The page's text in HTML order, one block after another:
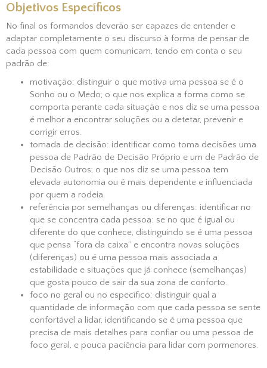
Objetivos Específicos
No final os formandos deverão ser capazes de entender e
adaptar completamente o seu discurso à forma de pensar de
cada pessoa com quem comunicam, tendo em conta o seu
padrão de:
motivação: distinguir o que motiva uma pessoa se é o
Sonho ou o Medo; o que nos explica a forma como se
comporta perante cada situação e nos diz se uma pessoa
é melhor a encontrar soluções ou a detetar, prevenir e
corrigir erros.
tomada de decisão: identificar como toma decisões uma
pessoa de Padrão de Decisão Próprio e um de Padrão de
Decisão Outros; o que nos diz se uma pessoa tem
elevada autonomia ou é mais dependente e influenciada
por quem a rodeia.
referência por semelhanças ou diferenças: identificar no
que se concentra cada pessoa: se no que é igual ou
diferente do que conhece, distinguindo se é uma pessoa
que pensa “fora da caixa” e encontra novas soluções
(diferenças) ou é uma pessoa mais associada a
estabilidade e situações que já conhece (semelhanças)
que gosta pouco de sair da sua zona de conforto.
foco no geral ou no específico: distinguir qual a
quantidade de informação com que cada pessoa se sente
confortável a lidar, identificando se é uma pessoa que
precisa de mais detalhes para confiar ou uma pessoa de
foco geral, e pouca paciência para lidar com pormenores.